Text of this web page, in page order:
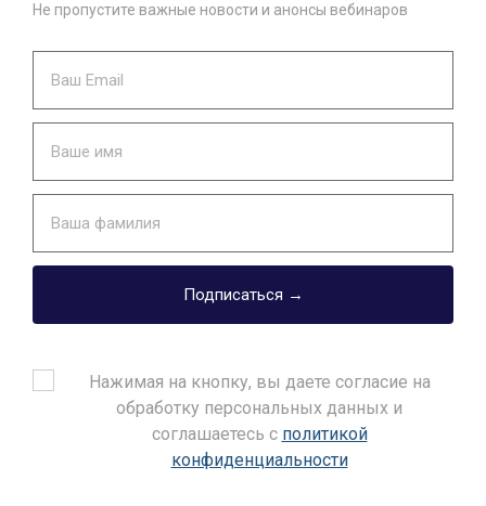
Не пропустите важные новости и анонсы вебинаров
Подписаться →
Нажимая на кнопку, вы даете согласие на
обработку персональных данных и
соглашаетесь c политикой
конфиденциальности